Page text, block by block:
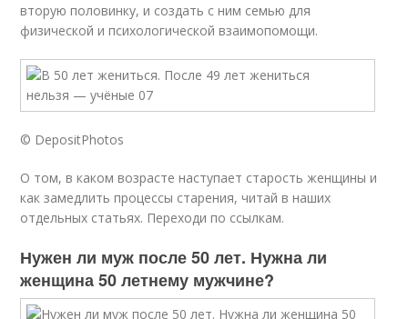
вторую половинку, и создать с ним семью для
физической и психологической взаимопомощи.
© DepositPhotos
О том, в каком возрасте наступает старость женщины и
как замедлить процессы старения, читай в наших
отдельных статьях. Переходи по ссылкам.
Нужен ли муж после 50 лет. Нужна ли
женщина 50 летнему мужчине?